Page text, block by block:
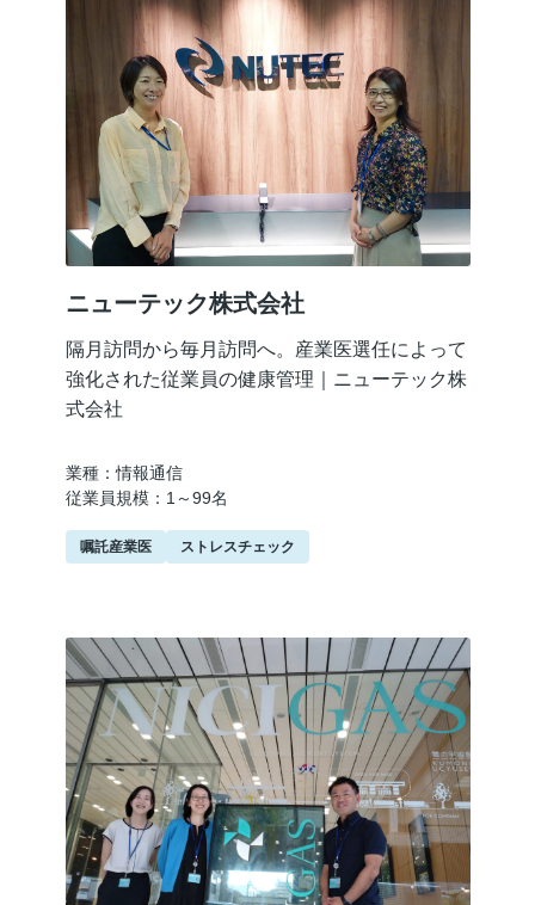
ニューテック株式会社
隔月訪問から毎月訪問へ。産業医選任によって
強化された従業員の健康管理｜ニューテック株
式会社
業種：情報通信
従業員規模：1～99名
嘱託産業医 ストレスチェック